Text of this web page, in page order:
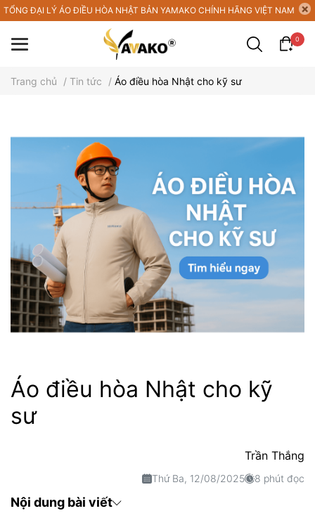
TỔNG ĐẠI LÝ ÁO ĐIỀU HÒA NHẬT BẢN YAMAKO CHÍNH HÃNG VIỆT NAM
0
Trang chủ / Tin tức / Áo điều hòa Nhật cho kỹ sư
Áo điều hòa Nhật cho kỹ
sư
Trần Thắng
Thứ Ba, 12/08/2025 8 phút đọc
Nội dung bài viết